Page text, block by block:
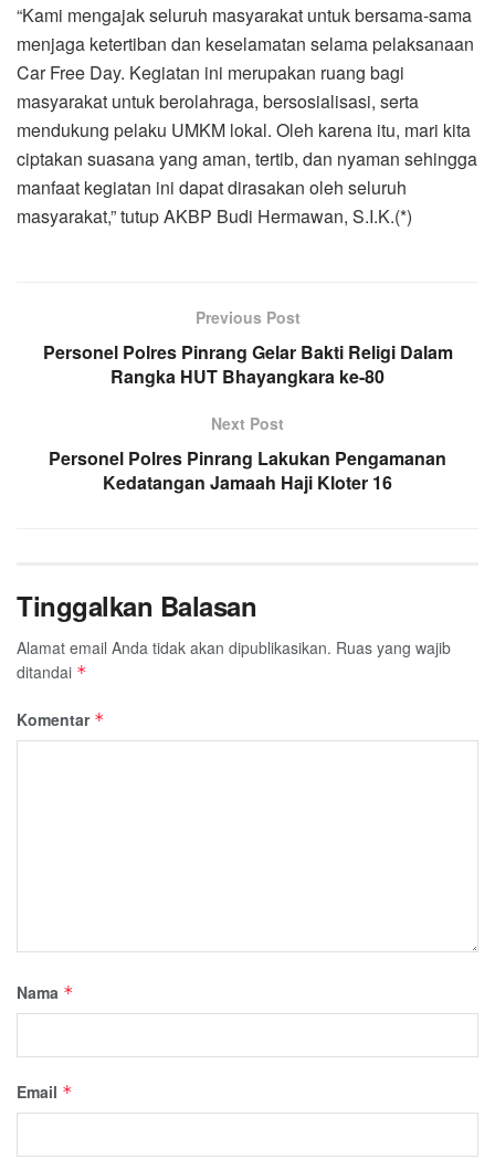
“Kami mengajak seluruh masyarakat untuk bersama-sama
menjaga ketertiban dan keselamatan selama pelaksanaan
Car Free Day. Kegiatan ini merupakan ruang bagi
masyarakat untuk berolahraga, bersosialisasi, serta
mendukung pelaku UMKM lokal. Oleh karena itu, mari kita
ciptakan suasana yang aman, tertib, dan nyaman sehingga
manfaat kegiatan ini dapat dirasakan oleh seluruh
masyarakat,” tutup AKBP Budi Hermawan, S.I.K.(*)
Previous Post
Personel Polres Pinrang Gelar Bakti Religi Dalam
Rangka HUT Bhayangkara ke-80
Next Post
Personel Polres Pinrang Lakukan Pengamanan
Kedatangan Jamaah Haji Kloter 16
Tinggalkan Balasan
Alamat email Anda tidak akan dipublikasikan. Ruas yang wajib
ditandai *
Komentar *
Nama *
Email *